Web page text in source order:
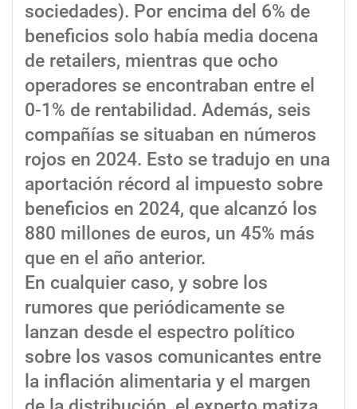
sociedades). Por encima del 6% de
beneficios solo había media docena
de retailers, mientras que ocho
operadores se encontraban entre el
0-1% de rentabilidad. Además, seis
compañías se situaban en números
rojos en 2024. Esto se tradujo en una
aportación récord al impuesto sobre
beneficios en 2024, que alcanzó los
880 millones de euros, un 45% más
que en el año anterior.
En cualquier caso, y sobre los
rumores que periódicamente se
lanzan desde el espectro político
sobre los vasos comunicantes entre
la inflación alimentaria y el margen